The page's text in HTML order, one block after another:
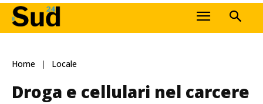
Home Locale
Droga e cellulari nel carcere